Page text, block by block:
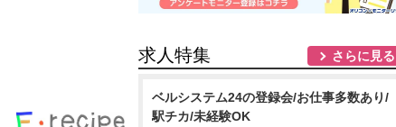
求人特集 さらに見る
ベルシステム24の登録会/お仕事多数あり/
駅チカ/未経験OK